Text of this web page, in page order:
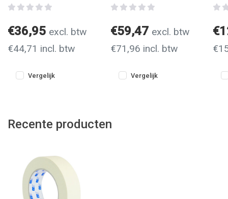
€36,95 excl. btw
€44,71 incl. btw
Vergelijk
€59,47 excl. btw
€71,96 incl. btw
Vergelijk
Recente producten